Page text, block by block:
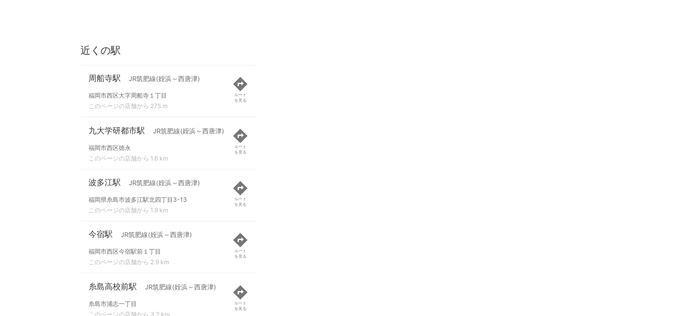
近くの駅
周船寺駅 JR筑肥線(姪浜～西唐津)
福岡市西区大字周船寺１丁目
このページの店舗から 275 m
ルート
を見る
九大学研都市駅 JR筑肥線(姪浜～西唐津)
福岡市西区徳永
このページの店舗から 1.6 km
ルート
を見る
波多江駅 JR筑肥線(姪浜～西唐津)
福岡県糸島市波多江駅北四丁目3-13
このページの店舗から 1.9 km
ルート
を見る
今宿駅 JR筑肥線(姪浜～西唐津)
福岡市西区今宿駅前１丁目
このページの店舗から 2.9 km
ルート
を見る
糸島高校前駅 JR筑肥線(姪浜～西唐津)
糸島市浦志一丁目
このページの店舗から 3.2 km
ルート
を見る